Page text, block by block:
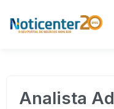
Analista